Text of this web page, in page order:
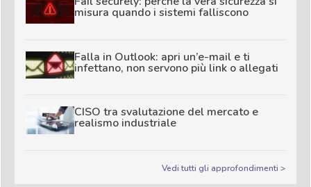
misura quando i sistemi falliscono
Falla in Outlook: apri un’e-mail e ti
infettano, non servono più link o allegati
CISO tra svalutazione del mercato e
realismo industriale
Vedi tutti gli approfondimenti >